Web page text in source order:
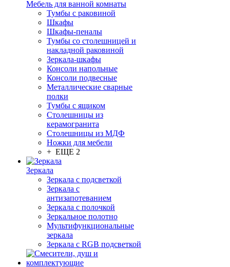
Мебель для ванной комнаты
Тумбы с раковиной
Шкафы
Шкафы-пеналы
Тумбы со столешницей и
накладной раковиной
Зеркала-шкафы
Консоли напольные
Консоли подвесные
Металлические сварные
полки
Тумбы с ящиком
Столешницы из
керамогранита
Столешницы из МДФ
Ножки для мебели
+ ЕЩЕ 2
Зеркала
Зеркала с подсветкой
Зеркала с
антизапотеванием
Зеркала с полочкой
Зеркальное полотно
Мультифункциональные
зеркала
Зеркала c RGB подсветкой